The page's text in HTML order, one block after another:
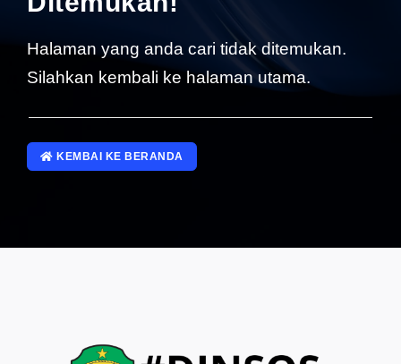
Halaman yang anda cari tidak ditemukan.
Silahkan kembali ke halaman utama.
KEMBAI KE BERANDA